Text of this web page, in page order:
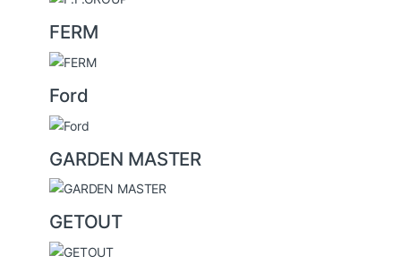
FERM
Ford
GARDEN MASTER
GETOUT